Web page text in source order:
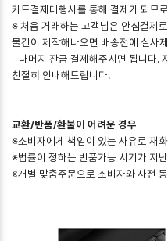
카드결제대행사를 통해 결제가 되므
※ 처음 거래하는 고객님은 안심결제
물건이 제작해나오면 배송전에 실사
나머지 잔금 결제해주시면 됩니다.
친절히 안내해드립니다.
교환/반품/환불이 어려운 경우
※소비자에게 책임이 있는 사유로 재
※법률이 정하는 반품가능 시기가 지
※개별 맞춤주문으로 소비자와 사전